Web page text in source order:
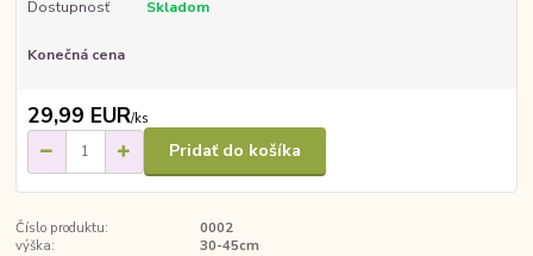
Dostupnosť Skladom
Konečná cena
29,99 EUR/ks
Pridať do košíka
Číslo produktu:
0002
výška:
30-45cm